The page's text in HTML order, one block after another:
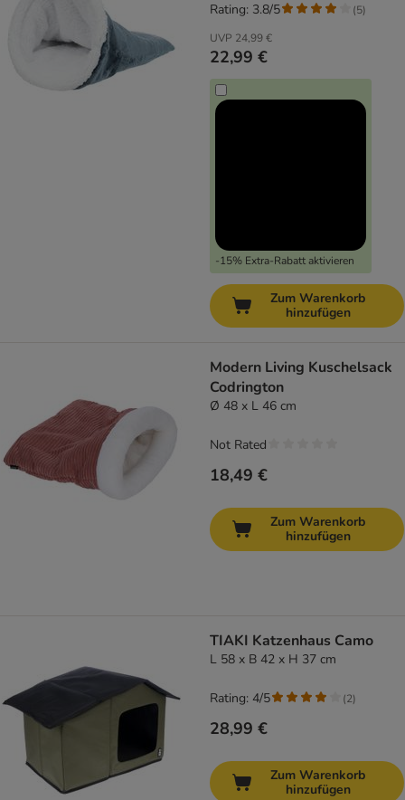
UVP 24,99 €
22,99 €
-15% Extra-Rabatt aktivieren
Rating: 3.8/5 (5)
Zum Warenkorb
hinzufügen
Modern Living Kuschelsack
Codrington
Ø 48 x L 46 cm
18,49 €
Not Rated
Zum Warenkorb
hinzufügen
TIAKI Katzenhaus Camo
L 58 x B 42 x H 37 cm
28,99 €
Rating: 4/5 (2)
Zum Warenkorb
hinzufügen